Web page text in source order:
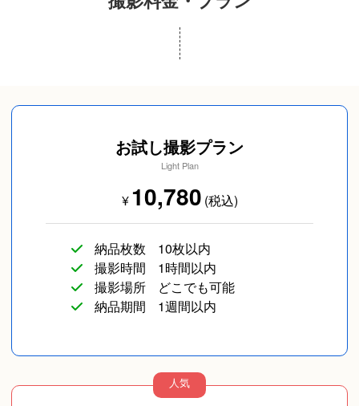
り/当日撮り)
カップルフォト 友達
お試し撮影プラン
Light Plan
¥10,780 (税込)
納品枚数
10枚以内
撮影時間
1時間以内
撮影場所
どこでも可能
納品期間
1週間以内
人気